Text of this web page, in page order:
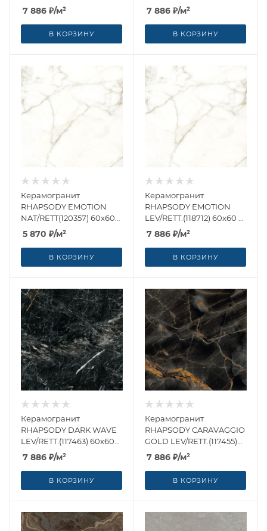
от Naxos Ceramica
(Италия)
7 886 ₽/м²
В КОРЗИНУ
от Naxos Ceramica
(Италия)
7 886 ₽/м²
В КОРЗИНУ
Керамогранит
RHAPSODY EMOTION
NAT/RETT(120357) 60x60
от Naxos Ceramica
(Италия)
5 870 ₽/м²
В КОРЗИНУ
Керамогранит
RHAPSODY EMOTION
LEV/RETT.(118712) 60x60 от
Naxos Ceramica (Италия)
7 886 ₽/м²
В КОРЗИНУ
Керамогранит
RHAPSODY DARK WAVE
LEV/RETT.(117463) 60x60
от Naxos Ceramica
(Италия)
7 886 ₽/м²
В КОРЗИНУ
Керамогранит
RHAPSODY CARAVAGGIO
GOLD LEV/RETT.(117455)
60x60 от Naxos Ceramica
(Италия)
7 886 ₽/м²
В КОРЗИНУ